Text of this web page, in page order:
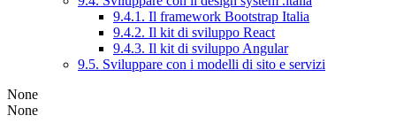
9.4.1. Il framework Bootstrap Italia
9.4.2. Il kit di sviluppo React
9.4.3. Il kit di sviluppo Angular
9.5. Sviluppare con i modelli di sito e servizi
None
None